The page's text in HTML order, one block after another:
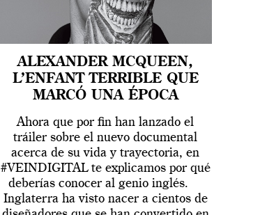
ALEXANDER MCQUEEN,
L’ENFANT TERRIBLE QUE
MARCÓ UNA ÉPOCA
Ahora que por fin han lanzado el
tráiler sobre el nuevo documental
acerca de su vida y trayectoria, en
#VEINDIGITAL te explicamos por qué
deberías conocer al genio inglés.
Inglaterra ha visto nacer a cientos de